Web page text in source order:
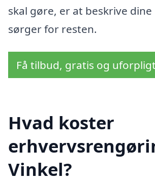
skal gøre, er at beskrive
sørger for resten.
Få tilbud, gratis og
Hvad koster
Vinkel?